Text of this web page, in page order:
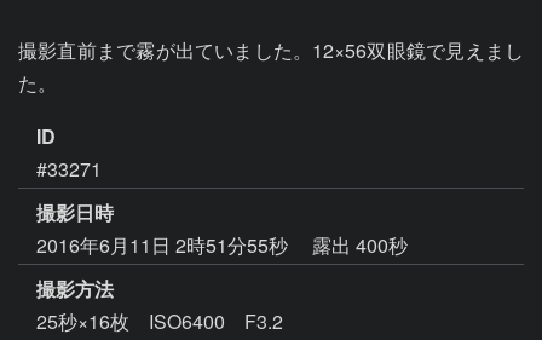
撮影直前まで霧が出ていました。12×56双眼鏡で見えまし
た。
ID
#33271
撮影日時
2016年6月11日 2時51分55秒
露出 400秒
撮影方法
25秒×16枚 ISO6400 F3.2